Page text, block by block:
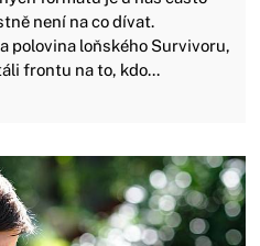
není na co dívat.
polovina loňského Survivoru,
frontu na to, kdo...